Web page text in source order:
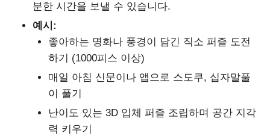
분한 시간을 보낼 수 있습니다.
예시:
좋아하는 명화나 풍경이 담긴 직소 퍼즐 도전
하기 (1000피스 이상)
매일 아침 신문이나 앱으로 스도쿠, 십자말풀
이 풀기
난이도 있는 3D 입체 퍼즐 조립하며 공간 지각
력 키우기